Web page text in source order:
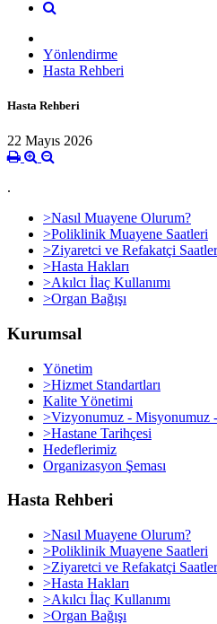
Yönlendirme
Hasta Rehberi
Hasta Rehberi
22 Mayıs 2026
.
>Nasıl Muayene Olurum?
>Poliklinik Muayene Saatleri
>Ziyaretci ve Refakatçi
>Hasta Hakları
>Akılcı İlaç Kullanımı
>Organ Bağışı
Kurumsal
Yönetim
>Hizmet Standartları
Kalite Yönetimi
>Vizyonumuz - Misyonumuz
>Hastane Tarihçesi
Hedeflerimiz
Organizasyon Şeması
Hasta Rehberi
>Nasıl Muayene Olurum?
>Poliklinik Muayene Saatleri
>Ziyaretci ve Refakatçi
>Hasta Hakları
>Akılcı İlaç Kullanımı
>Organ Bağışı